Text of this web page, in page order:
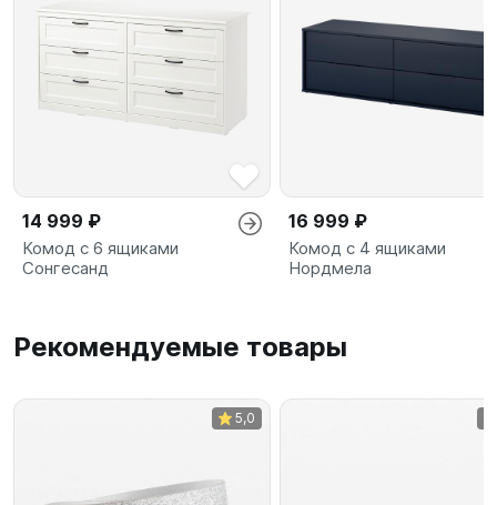
14 999 ₽
Комод с 6 ящиками
Сонгесанд
16 999 ₽
Комод с 4 ящиками
Нордмела
Рекомендуемые товары
5,0